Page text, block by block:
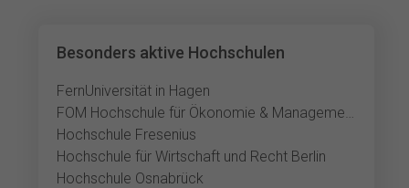
Besonders aktive Hochschulen
FernUniversität in Hagen
FOM Hochschule für Ökonomie & Management
Hochschule Fresenius
Hochschule für Wirtschaft und Recht Berlin
Hochschule Osnabrück